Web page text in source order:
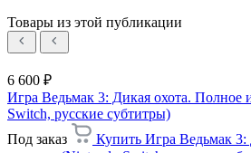
Товары из этой публикации
6 600 ₽
Игра Ведьмак 3: Дикая охота. Полное
Switch, русские субтитры)
Под заказ
Купить Игра Ведьмак 3: